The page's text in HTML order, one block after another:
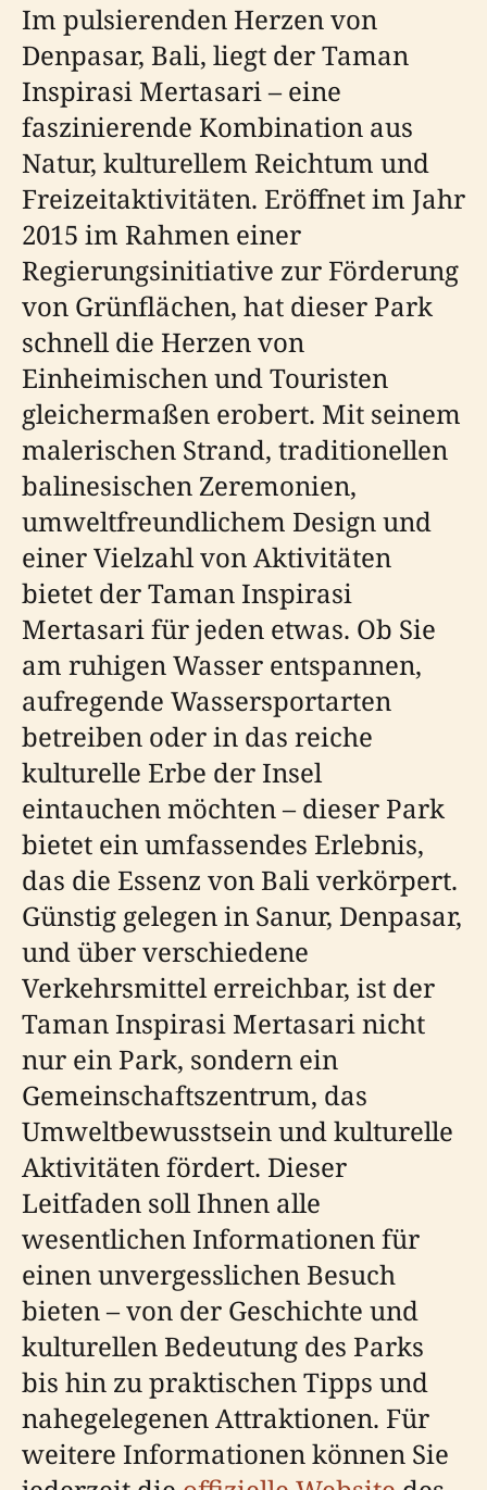
Im pulsierenden Herzen von
Denpasar, Bali, liegt der Taman
Inspirasi Mertasari – eine
faszinierende Kombination aus
Natur, kulturellem Reichtum und
Freizeitaktivitäten. Eröffnet im Jahr
2015 im Rahmen einer
Regierungsinitiative zur Förderung
von Grünflächen, hat dieser Park
schnell die Herzen von
Einheimischen und Touristen
gleichermaßen erobert. Mit seinem
malerischen Strand, traditionellen
balinesischen Zeremonien,
umweltfreundlichem Design und
einer Vielzahl von Aktivitäten
bietet der Taman Inspirasi
Mertasari für jeden etwas. Ob Sie
am ruhigen Wasser entspannen,
aufregende Wassersportarten
betreiben oder in das reiche
kulturelle Erbe der Insel
eintauchen möchten – dieser Park
bietet ein umfassendes Erlebnis,
das die Essenz von Bali verkörpert.
Günstig gelegen in Sanur, Denpasar,
und über verschiedene
Verkehrsmittel erreichbar, ist der
Taman Inspirasi Mertasari nicht
nur ein Park, sondern ein
Gemeinschaftszentrum, das
Umweltbewusstsein und kulturelle
Aktivitäten fördert. Dieser
Leitfaden soll Ihnen alle
wesentlichen Informationen für
einen unvergesslichen Besuch
bieten – von der Geschichte und
kulturellen Bedeutung des Parks
bis hin zu praktischen Tipps und
nahegelegenen Attraktionen. Für
weitere Informationen können Sie